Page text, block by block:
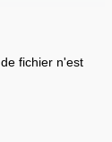
fichier n'est